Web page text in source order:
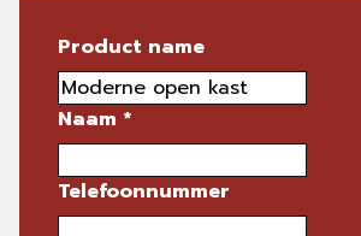
Product name
Naam *
Telefoonnummer